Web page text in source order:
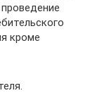
кроме